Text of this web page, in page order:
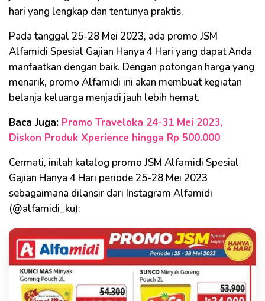
hari yang lengkap dan tentunya praktis.
Pada tanggal 25-28 Mei 2023, ada promo JSM
Alfamidi Spesial Gajian Hanya 4 Hari yang dapat Anda
manfaatkan dengan baik. Dengan potongan harga yang
menarik, promo Alfamidi ini akan membuat kegiatan
belanja keluarga menjadi jauh lebih hemat.
Baca Juga: Promo Traveloka 24-31 Mei 2023,
Diskon Produk Xperience hingga Rp 500.000
Cermati, inilah katalog promo JSM Alfamidi Spesial
Gajian Hanya 4 Hari periode 25-28 Mei 2023
sebagaimana dilansir dari Instagram Alfamidi
(@alfamidi_ku):